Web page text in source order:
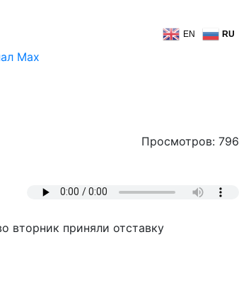
EN RU
Просмотров: 796
вторник приняли отставку